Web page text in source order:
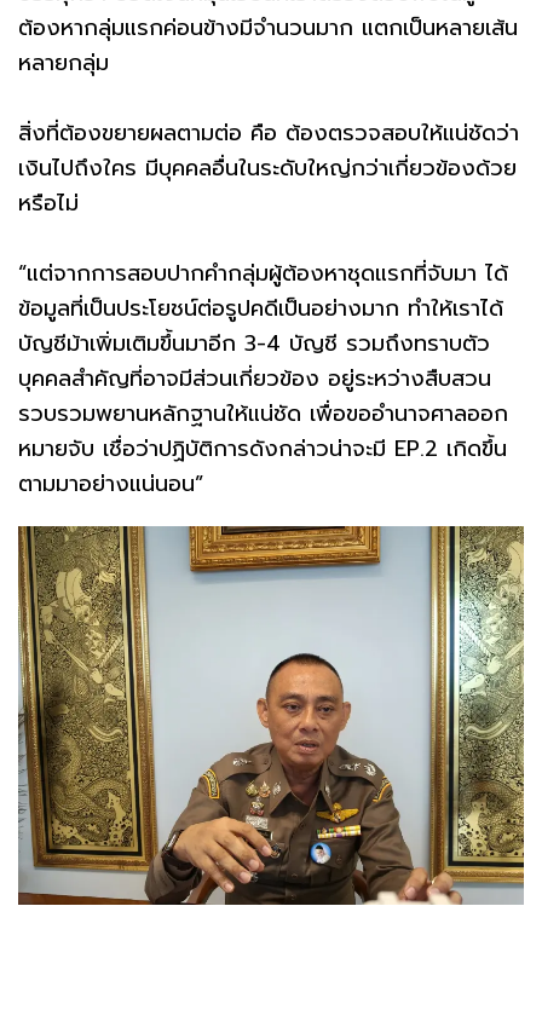
ต้องหากลุ่มแรกค่อนข้างมีจำนวนมาก แตกเป็นหลายเส้น
หลายกลุ่ม
สิ่งที่ต้องขยายผลตามต่อ คือ ต้องตรวจสอบให้แน่ชัดว่า
เงินไปถึงใคร มีบุคคลอื่นในระดับใหญ่กว่าเกี่ยวข้องด้วย
หรือไม่
“แต่จากการสอบปากคำกลุ่มผู้ต้องหาชุดแรกที่จับมา ได้
ข้อมูลที่เป็นประโยชน์ต่อรูปคดีเป็นอย่างมาก ทำให้เราได้
บัญชีม้าเพิ่มเติมขึ้นมาอีก 3-4 บัญชี รวมถึงทราบตัว
บุคคลสำคัญที่อาจมีส่วนเกี่ยวข้อง อยู่ระหว่างสืบสวน
รวบรวมพยานหลักฐานให้แน่ชัด เพื่อขออำนาจศาลออก
หมายจับ เชื่อว่าปฏิบัติการดังกล่าวน่าจะมี EP.2 เกิดขึ้น
ตามมาอย่างแน่นอน”